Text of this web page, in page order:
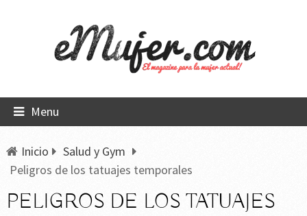
Menu
Inicio
Salud y Gym
Peligros de los tatuajes temporales
PELIGROS DE LOS TATUAJES